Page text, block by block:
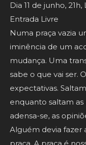
Dia 11 de junho,
Entrada Livre
Numa praça vazia
iminência de um
mudança. Uma
sabe o que vai ser.
expectativas.
enquanto saltam as
adensa-se, as
Alguém devia fazer